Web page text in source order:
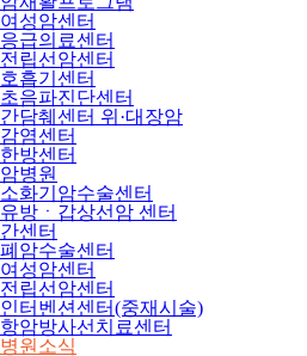
여성암센터
응급의료센터
전립선암센터
호흡기센터
초음파진단센터
간담췌센터 위·대장암
감염센터
한방센터
암병원
소화기암수술센터
유방ㆍ갑상선암 센터
간센터
폐암수술센터
여성암센터
전립선암센터
인터벤션센터(중재시술)
항암방사선치료센터
병원소식